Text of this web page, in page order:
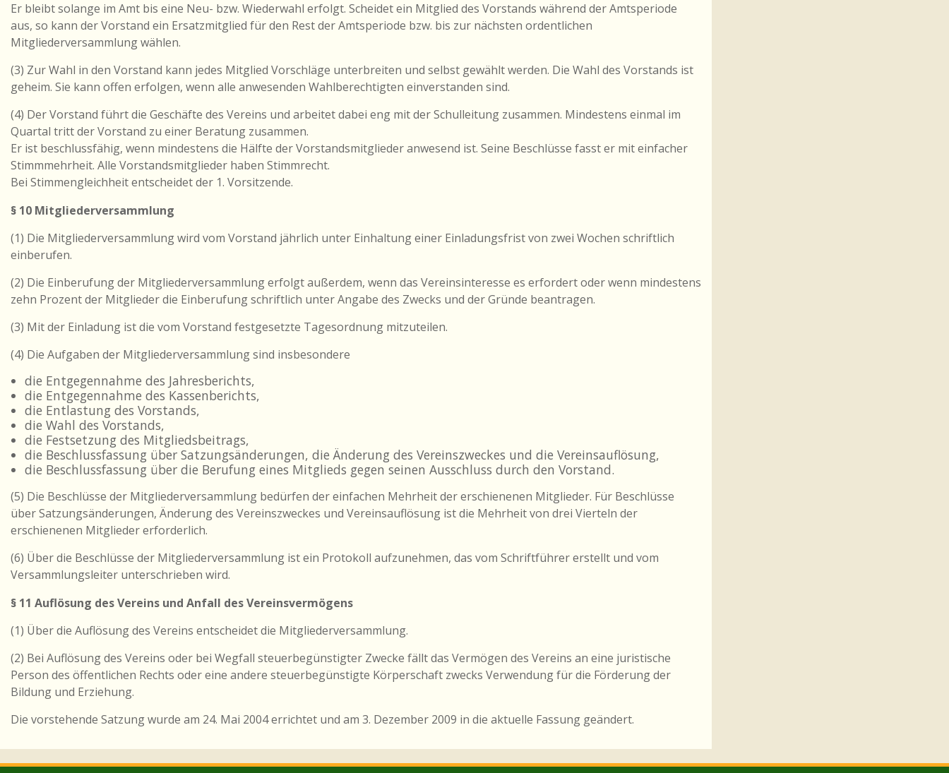
Er bleibt solange im Amt bis eine Neu- bzw. Wiederwahl erfolgt. Scheidet ein Mitglied des Vorstands während der Amtsperiode
aus, so kann der Vorstand ein Ersatzmitglied für den Rest der Amtsperiode bzw. bis zur nächsten ordentlichen
Mitgliederversammlung wählen.
(3) Zur Wahl in den Vorstand kann jedes Mitglied Vorschläge unterbreiten und selbst gewählt werden. Die Wahl des Vorstands ist
geheim. Sie kann offen erfolgen, wenn alle anwesenden Wahlberechtigten einverstanden sind.
(4) Der Vorstand führt die Geschäfte des Vereins und arbeitet dabei eng mit der Schulleitung zusammen. Mindestens einmal im
Quartal tritt der Vorstand zu einer Beratung zusammen.
Er ist beschlussfähig, wenn mindestens die Hälfte der Vorstandsmitglieder anwesend ist. Seine Beschlüsse fasst er mit einfacher
Stimmmehrheit. Alle Vorstandsmitglieder haben Stimmrecht.
Bei Stimmengleichheit entscheidet der 1. Vorsitzende.
§ 10 Mitgliederversammlung
(1) Die Mitgliederversammlung wird vom Vorstand jährlich unter Einhaltung einer Einladungsfrist von zwei Wochen schriftlich
einberufen.
(2) Die Einberufung der Mitgliederversammlung erfolgt außerdem, wenn das Vereinsinteresse es erfordert oder wenn mindestens
zehn Prozent der Mitglieder die Einberufung schriftlich unter Angabe des Zwecks und der Gründe beantragen.
(3) Mit der Einladung ist die vom Vorstand festgesetzte Tagesordnung mitzuteilen.
(4) Die Aufgaben der Mitgliederversammlung sind insbesondere
die Entgegennahme des Jahresberichts,
die Entgegennahme des Kassenberichts,
die Entlastung des Vorstands,
die Wahl des Vorstands,
die Festsetzung des Mitgliedsbeitrags,
die Beschlussfassung über Satzungsänderungen, die Änderung des Vereinszweckes und die Vereinsauflösung,
die Beschlussfassung über die Berufung eines Mitglieds gegen seinen Ausschluss durch den Vorstand.
(5) Die Beschlüsse der Mitgliederversammlung bedürfen der einfachen Mehrheit der erschienenen Mitglieder. Für Beschlüsse
über Satzungsänderungen, Änderung des Vereinszweckes und Vereinsauflösung ist die Mehrheit von drei Vierteln der
erschienenen Mitglieder erforderlich.
(6) Über die Beschlüsse der Mitgliederversammlung ist ein Protokoll aufzunehmen, das vom Schriftführer erstellt und vom
Versammlungsleiter unterschrieben wird.
§ 11 Auflösung des Vereins und Anfall des Vereinsvermögens
(1) Über die Auflösung des Vereins entscheidet die Mitgliederversammlung.
(2) Bei Auflösung des Vereins oder bei Wegfall steuerbegünstigter Zwecke fällt das Vermögen des Vereins an eine juristische
Person des öffentlichen Rechts oder eine andere steuerbegünstigte Körperschaft zwecks Verwendung für die Förderung der
Bildung und Erziehung.
Die vorstehende Satzung wurde am 24. Mai 2004 errichtet und am 3. Dezember 2009 in die aktuelle Fassung geändert.